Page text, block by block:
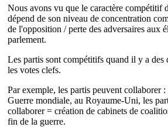
Nous avons vu que le caractère compétitif
dépend de son niveau de concentration
de l'opposition / perte des adversaires aux
parlement.
Les partis sont compétitifs quand il y a des
les votes clefs.
Par exemple, les partis peuvent collaborer
Guerre mondiale, au Royaume-Uni, les
collaborer = création de cabinets de
fin de la guerre.